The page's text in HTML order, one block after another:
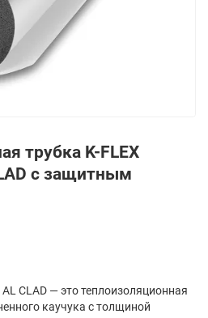
трубка K-FLEX
с защитным
CLAD — это теплоизоляционная
каучука с толщиной